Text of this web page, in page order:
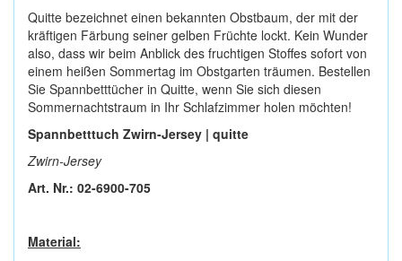
Quitte bezeichnet einen bekannten Obstbaum, der mit der
kräftigen Färbung seiner gelben Früchte lockt. Kein Wunder
also, dass wir beim Anblick des fruchtigen Stoffes sofort von
einem heißen Sommertag im Obstgarten träumen. Bestellen
Sie Spannbetttücher in Quitte, wenn Sie sich diesen
Sommernachtstraum in Ihr Schlafzimmer holen möchten!
Spannbetttuch Zwirn-Jersey | quitte
Zwirn-Jersey
Art. Nr.: 02-6900-705
Material: